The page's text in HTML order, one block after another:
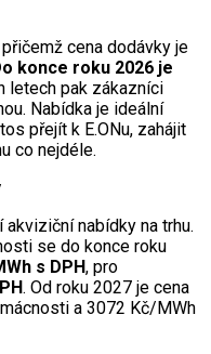
cena dodávky je
konce roku 2026 je
letech pak zákazníci
Nabídka je ideální
přejít k E.ONu, zahájit
co nejdéle.
nabídky na trhu.
se do konce roku
s DPH, pro
. Od roku 2027 je cena
a 3072 Kč/MWh